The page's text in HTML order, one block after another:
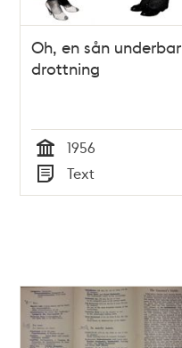
Oh, en sån underbar
drottning
Tid
1956
Typ
Text